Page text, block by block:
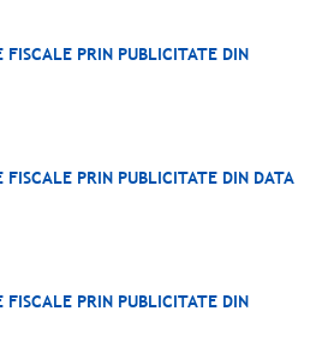
FISCALE PRIN PUBLICITATE DIN
FISCALE PRIN PUBLICITATE DIN DATA
FISCALE PRIN PUBLICITATE DIN